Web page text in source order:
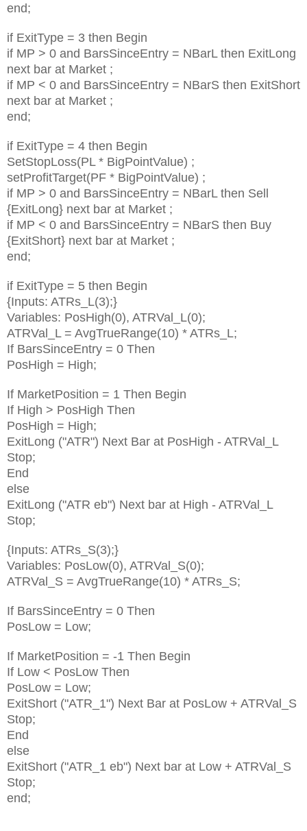
end;
if ExitType = 3 then Begin
if MP > 0 and BarsSinceEntry = NBarL then ExitLong
next bar at Market ;
if MP < 0 and BarsSinceEntry = NBarS then ExitShort
next bar at Market ;
end;
if ExitType = 4 then Begin
SetStopLoss(PL * BigPointValue) ;
setProfitTarget(PF * BigPointValue) ;
if MP > 0 and BarsSinceEntry = NBarL then Sell
{ExitLong} next bar at Market ;
if MP < 0 and BarsSinceEntry = NBarS then Buy
{ExitShort} next bar at Market ;
end;
if ExitType = 5 then Begin
{Inputs: ATRs_L(3);}
Variables: PosHigh(0), ATRVal_L(0);
ATRVal_L = AvgTrueRange(10) * ATRs_L;
If BarsSinceEntry = 0 Then
PosHigh = High;
If MarketPosition = 1 Then Begin
If High > PosHigh Then
PosHigh = High;
ExitLong ("ATR") Next Bar at PosHigh - ATRVal_L
Stop;
End
else
ExitLong ("ATR eb") Next bar at High - ATRVal_L
Stop;
{Inputs: ATRs_S(3);}
Variables: PosLow(0), ATRVal_S(0);
ATRVal_S = AvgTrueRange(10) * ATRs_S;
If BarsSinceEntry = 0 Then
PosLow = Low;
If MarketPosition = -1 Then Begin
If Low < PosLow Then
PosLow = Low;
ExitShort ("ATR_1") Next Bar at PosLow + ATRVal_S
Stop;
End
else
ExitShort ("ATR_1 eb") Next bar at Low + ATRVal_S
Stop;
end;